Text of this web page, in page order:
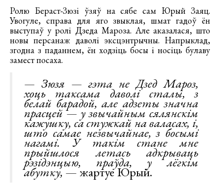
Ролю Бераст-Зюзі ўзяў на сябе сам Юрый Заяц.
Увогуле, справа для яго звыклая, шмат гадоў ён
выступаў у ролі Дзеда Мароза. Але аказалася, што
новы персанаж даволі эксцэнтрычны. Напрыклад,
згодна з паданнем, ён ходзіць босы і носіць булаву
замест посаха.
— Зюзя — гэта не Дзед Мароз,
хоць таксама даволі сталы, з
белай барадой, але адзеты значна
прасцей — у звычайным сялянскім
кажушку, са стужкай на валасах, і,
што самае незвычайнае, з босымі
нагамі. У такім стане мне
прыйшлося летась адкрываць
рэзідэнцыю, праўда, у лёгкім
абутку,— жартуе Юрый.